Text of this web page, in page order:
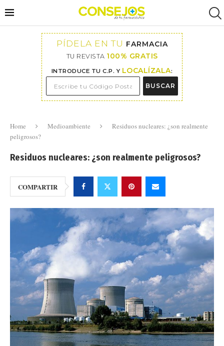
PÍDELA EN TU FARMACIA
TU REVISTA 100% GRATIS
INTRODUCE TU C.P. Y LOCALÍZALA:
BUSCAR
Home Medioambiente
Residuos nucleares: ¿son realmente
peligrosos?
Residuos nucleares: ¿son realmente peligrosos?
COMPARTIR